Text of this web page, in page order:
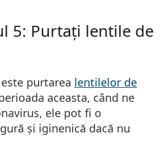
5: Purtați lentile de
purtarea lentilelor de
aceasta, când ne
ele pot fi o
și iginenică dacă nu